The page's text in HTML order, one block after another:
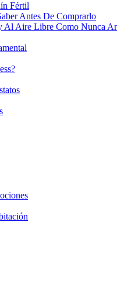
Fértil
Antes De Comprarlo
Al Aire Libre Como Nunca